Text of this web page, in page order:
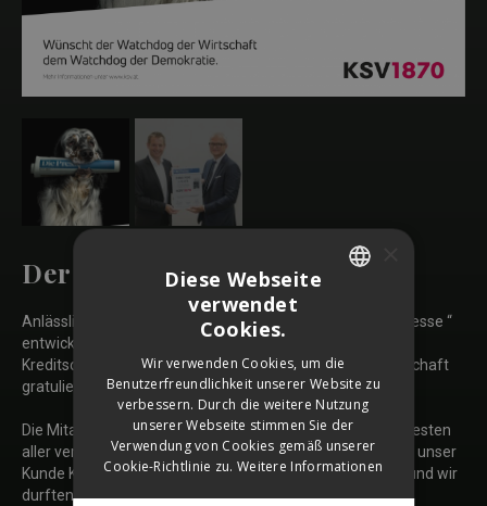
Der Watchdog der Wirtschaft
Anlässlich zum 170. Geburtstag der Tageszeitung „die Presse “
entwickelten wir eine ganzseitige Anzeige für den
Kreditschutzverband – KSV1870. Der Watchdog der Wirtschaft
gratuliert dem Watchdog der Demokratie zum 170iger.
Die Mitarbeiter der Presse jurierten unsere Anzeige zur Besten
aller veröffentlichten Gratulationsanzeigen. Dafür bekam unser
Kunde KSV1870 ein paar Gratisanzeigen für die Zukunft und wir
durften uns über viel Anerkennung freuen.
GERMAN
ENGLISH
Diese Webseite
verwendet
Cookies.
Wir verwenden Cookies, um die
Benutzerfreundlichkeit unserer Website zu
verbessern. Durch die weitere Nutzung
unserer Webseite stimmen Sie der
Verwendung von Cookies gemäß unserer
Cookie-Richtlinie zu. Weitere Informationen